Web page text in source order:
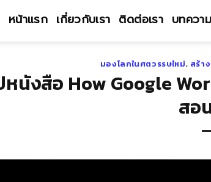
หน้าแรก เกี่ยวกับเรา ติดต่อเรา บทความ
มองโลกในศตวรรษใหม่, สร้า
นังสือ How Google
สอ